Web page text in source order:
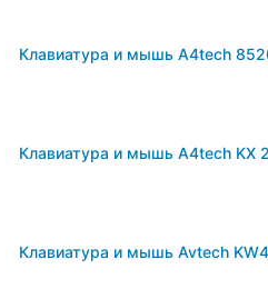
Клавиатура и мышь A4tech
Клавиатура и мышь A4tech KX
Клавиатура и мышь Avtech